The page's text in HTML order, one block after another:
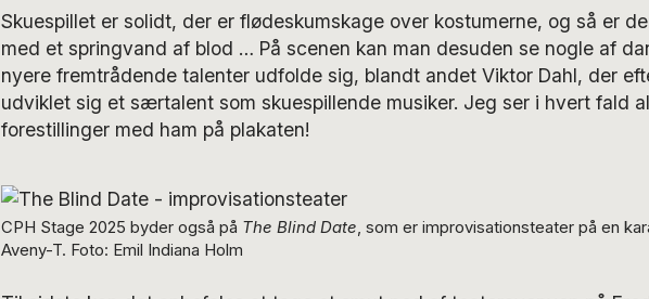
Skuespillet er solidt, der er flødeskumskage over kostumerne, og så er
med et springvand af blod … På scenen kan man desuden se nogle af
nyere fremtrådende talenter udfolde sig, blandt andet Viktor Dahl, der
udviklet sig et særtalent som skuespillende musiker. Jeg ser i hvert fald
forestillinger med ham på plakaten!
CPH Stage 2025 byder også på The Blind Date, som er improvisationsteater på en
Aveny-T. Foto: Emil Indiana Holm